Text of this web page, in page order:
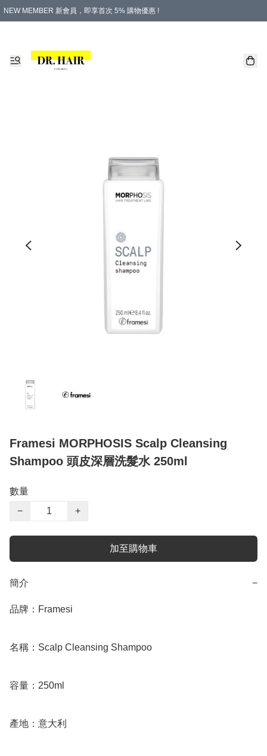
NEW MEMBER 新會員，即享首次 5% 購物優惠 !
Framesi MORPHOSIS Scalp Cleansing
Shampoo 頭皮深層洗髮水 250ml
數量
−
+
加至購物車
簡介 −
品牌：Framesi
名稱：Scalp Cleansing Shampoo
容量：250ml
產地：意大利